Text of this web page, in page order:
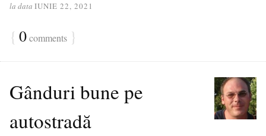
la data IUNIE 22, 2021
{ 0comments }
Gânduri bune pe
autostradă